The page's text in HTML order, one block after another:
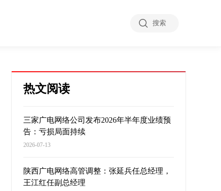
搜索
热文阅读
三家广电网络公司发布2026年半年度业绩预
告：亏损局面持续
2026-07-13
陕西广电网络高管调整：张延兵任总经理，
王江红任副总经理